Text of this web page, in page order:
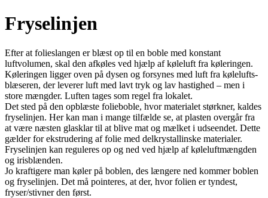
Fryselinjen
Efter at folieslangen er blæst op til en boble med konstant
luftvolumen, skal den afkøles ved hjælp af køleluft fra køleringen.
Køleringen ligger oven på dysen og forsynes med luft fra kølelufts­
blæ­seren, der leverer luft med lavt tryk og lav hastighed – men i
store mængder. Luften tages som regel fra lokalet.
Det sted på den opblæste folieboble, hvor materialet størkner, kaldes
fryselinjen. Her kan man i mange tilfælde se, at plasten overgår fra
at være næsten glasklar til at blive mat og mælket i udseendet. Dette
gælder for ekstrudering af folie med delkrystallinske materialer.
Fryselinjen kan regu­leres op og ned ved hjælp af køleluftmængden
og irisblænden.
Jo kraftigere man køler på boblen, des længere ned kommer boblen
og fryselinjen. Det må pointeres, at der, hvor folien er tyndest,
fryser/stivner den først.